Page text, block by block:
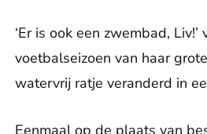
‘Er is ook een zwembad,
voetbalseizoen van haar
watervrij ratje veranderd in
Eenmaal op de plaats van